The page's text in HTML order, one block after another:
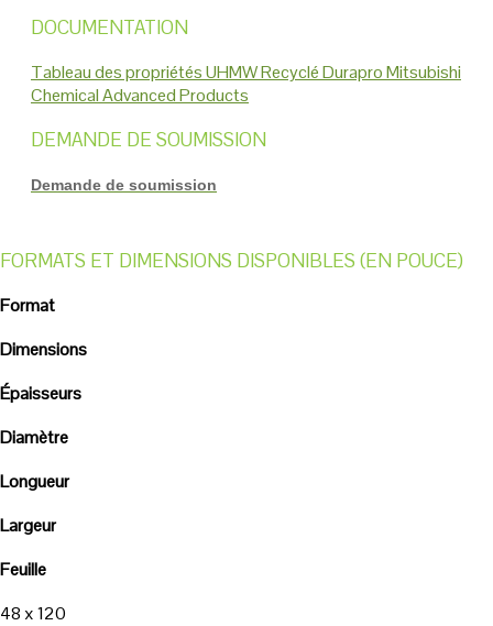
DOCUMENTATION
Tableau des propriétés UHMW Recyclé Durapro Mitsubishi
Chemical Advanced Products
DEMANDE DE SOUMISSION
Demande de soumission
FORMATS ET DIMENSIONS DISPONIBLES (EN POUCE)
Format
Dimensions
Épaisseurs
Diamètre
Longueur
Largeur
Feuille
48 x 120